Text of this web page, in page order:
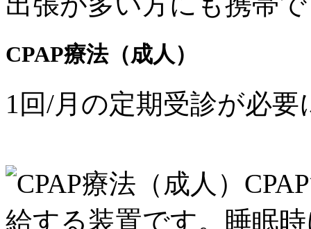
CPAP療法（成人）
1回/月の定期受診が必要
給する装置です。睡眠